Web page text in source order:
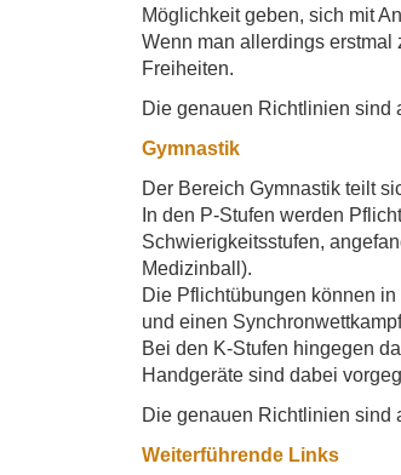
Möglichkeit geben, sich mit
Wenn man allerdings
Freiheiten.
Die genauen Richtlinien sind
Gymnastik
Der Bereich Gymnastik teilt
In den P-Stufen werden
Schwierigkeitsstufen,
Medizinball).
Die Pflichtübungen können
und einen
Bei den K-Stufen hingegen
Handgeräte sind dabei
Die genauen Richtlinien sind
Weiterführende Links